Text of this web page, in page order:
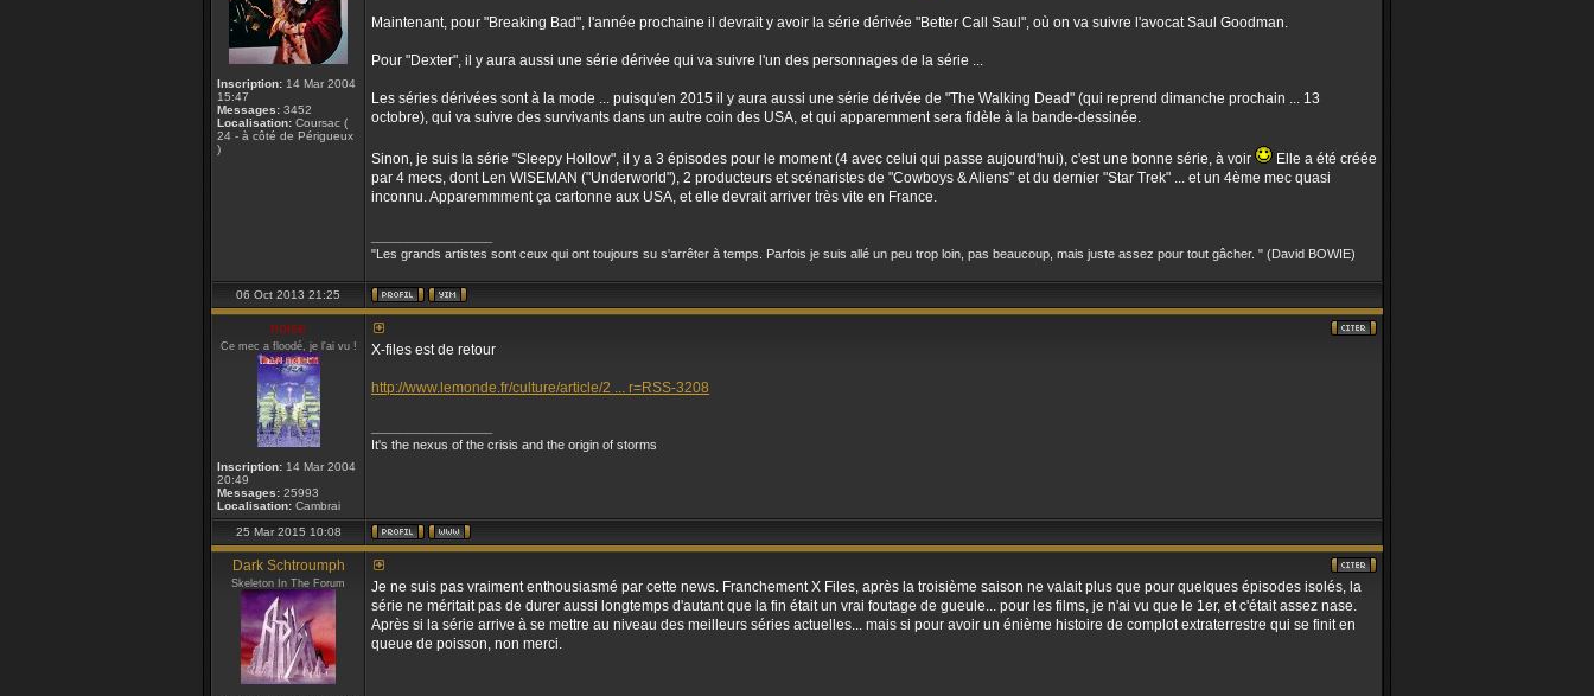
Inscription: 14 Mar 2004
15:47
Messages: 3452
Localisation: Coursac (
24 - à côté de Périgueux
)
Maintenant, pour "Breaking Bad", l'année prochaine il devrait y avoir la série dérivée "Better Call Saul", où on va suivre l'avocat Saul Goodman.
Pour "Dexter", il y aura aussi une série dérivée qui va suivre l'un des personnages de la série ...
Les séries dérivées sont à la mode ... puisqu'en 2015 il y aura aussi une série dérivée de "The Walking Dead" (qui reprend dimanche prochain ... 13
octobre), qui va suivre des survivants dans un autre coin des USA, et qui apparemment sera fidèle à la bande-dessinée.
Sinon, je suis la série "Sleepy Hollow", il y a 3 épisodes pour le moment (4 avec celui qui passe aujourd'hui), c'est une bonne série, à voir
Elle a été créée
par 4 mecs, dont Len WISEMAN ("Underworld"), 2 producteurs et scénaristes de "Cowboys & Aliens" et du dernier "Star Trek" ... et un 4ème mec quasi
inconnu. Apparemmment ça cartonne aux USA, et elle devrait arriver très vite en France.
"Les grands artistes sont ceux qui ont toujours su s'arrêter à temps. Parfois je suis allé un peu trop loin, pas beaucoup, mais juste assez pour tout gâcher. " (David BOWIE)
06 Oct 2013 21:25
noise
Ce mec a floodé, je l'ai vu !
Inscription: 14 Mar 2004
20:49
Messages: 25993
Localisation: Cambrai
X-files est de retour
http://www.lemonde.fr/culture/article/2 ... r=RSS-3208
It's the nexus of the crisis and the origin of storms
25 Mar 2015 10:08
Dark Schtroumph
Skeleton In The Forum
Je ne suis pas vraiment enthousiasmé par cette news. Franchement X Files, après la troisième saison ne valait plus que pour quelques épisodes isolés, la
série ne méritait pas de durer aussi longtemps d'autant que la fin était un vrai foutage de gueule... pour les films, je n'ai vu que le 1er, et c'était assez nase.
Après si la série arrive à se mettre au niveau des meilleurs séries actuelles... mais si pour avoir un énième histoire de complot extraterrestre qui se finit en
queue de poisson, non merci.